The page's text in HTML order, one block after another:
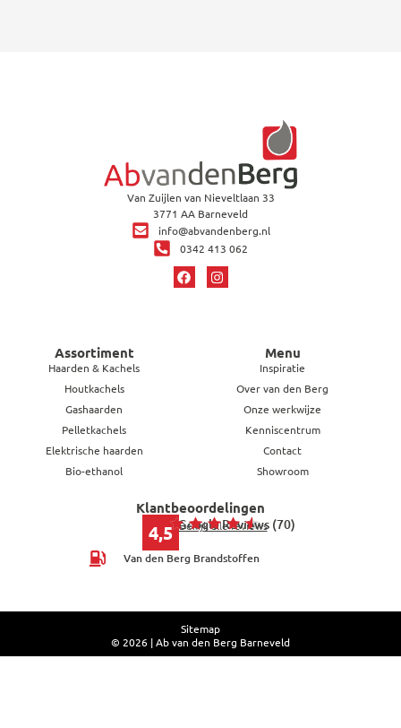
Van Zuijlen van Nieveltlaan 33
3771 AA Barneveld
info@abvandenberg.nl
0342 413 062
Assortiment
Haarden & Kachels
Houtkachels
Gashaarden
Pelletkachels
Elektrische haarden
Bio-ethanol
Menu
Inspiratie
Over van den Berg
Onze werkwijze
Kenniscentrum
Contact
Showroom
Klantbeoordelingen
4,5 Google Reviews (70)
Bekijk alle reviews
Van den Berg Brandstoffen
© 2026 | Ab van den Berg Barneveld
Sitemap